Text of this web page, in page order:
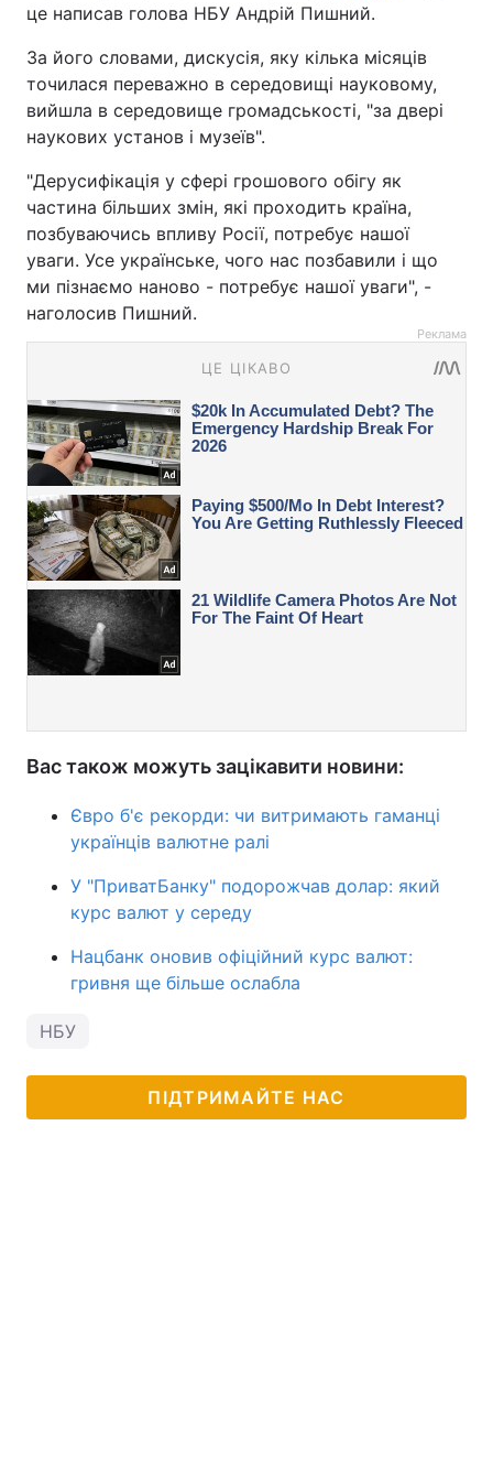
це написав голова НБУ Андрій Пишний.
За його словами, дискусія, яку кілька місяців
точилася переважно в середовищі науковому,
вийшла в середовище громадськості, "за двері
наукових установ і музеїв".
"Дерусифікація у сфері грошового обігу як
частина більших змін, які проходить країна,
позбуваючись впливу Росії, потребує нашої
уваги. Усе українське, чого нас позбавили і що
ми пізнаємо наново - потребує нашої уваги", -
наголосив Пишний.
Реклама
Вас також можуть зацікавити новини:
Євро б'є рекорди: чи витримають гаманці
українців валютне ралі
У "ПриватБанку" подорожчав долар: який
курс валют у середу
Нацбанк оновив офіційний курс валют:
гривня ще більше ослабла
НБУ
ПІДТРИМАЙТЕ НАС